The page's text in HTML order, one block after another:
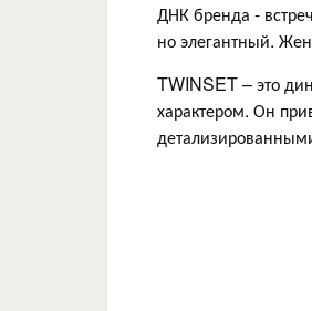
ДНК бренда -
но элегантный.
TWINSET – это
характером. Он